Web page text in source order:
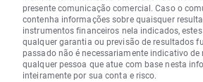
presente comunicação comercial. Caso o
contenha informações sobre quaisquer
instrumentos financeiros nela indicados,
qualquer garantia ou previsão de resultados
passado não é necessariamente indicativo de
qualquer pessoa que atue com base nesta
inteiramente por sua conta e risco.